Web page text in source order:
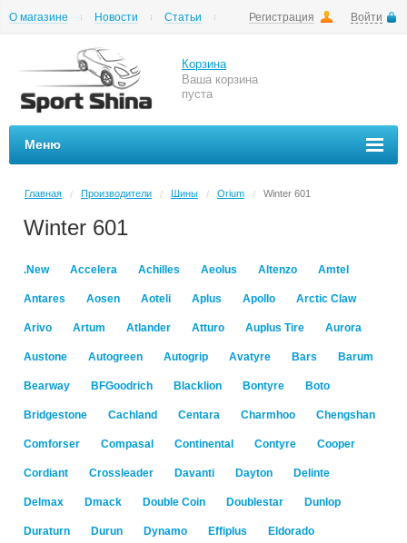
Регистрация Войти
О магазине Новости
Статьи
Корзина
Ваша корзина
пуста
Меню
Главная / Производители / Шины / Orium / Winter 601
Winter 601
.New Accelera Achilles Aeolus Altenzo Amtel
Antares Aosen Aoteli Aplus Apollo Arctic Claw
Arivo Artum Atlander Atturo Auplus Tire Aurora
Austone Autogreen Autogrip Avatyre Bars Barum
Bearway BFGoodrich Blacklion Bontyre Boto
Bridgestone Cachland Centara Charmhoo Chengshan
Comforser Compasal Continental Contyre Cooper
Cordiant Crossleader Davanti Dayton Delinte
Delmax Dmack Double Coin Doublestar Dunlop
Duraturn Durun Dynamo Effiplus Eldorado